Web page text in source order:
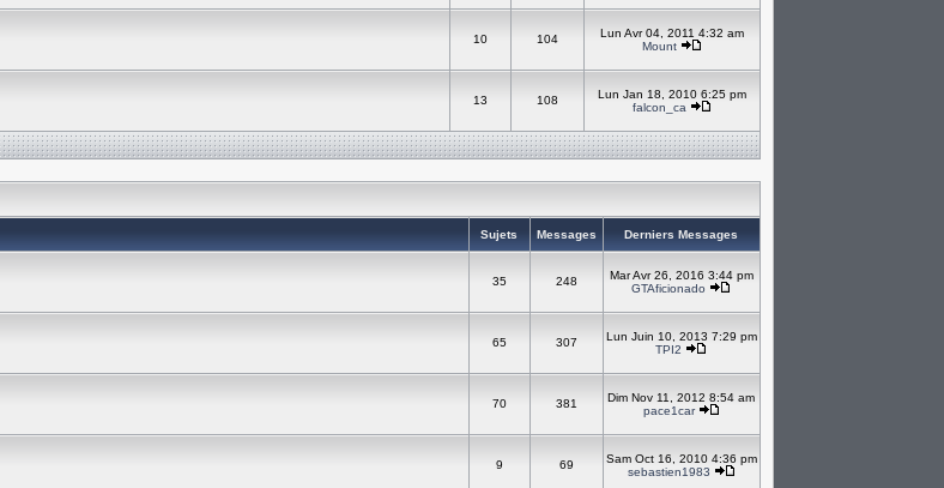
10 104
Lun Avr 04, 2011 4:32 am
Mount
13 108
Lun Jan 18, 2010 6:25 pm
falcon_ca
Sujets Messages Derniers Messages
35 248
Mar Avr 26, 2016 3:44 pm
GTAficionado
65 307
Lun Juin 10, 2013 7:29 pm
TPI2
70 381
Dim Nov 11, 2012 8:54 am
pace1car
9 69
Sam Oct 16, 2010 4:36 pm
sebastien1983